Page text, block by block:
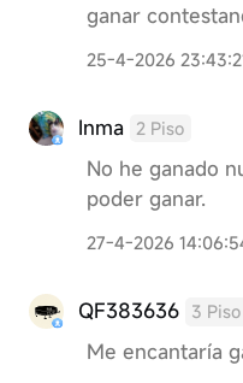
ganar
25-4-2026
Inma 2 Piso
No he ganado
poder ganar.
27-4-2026
QF383636 3 Piso
Me encantaría